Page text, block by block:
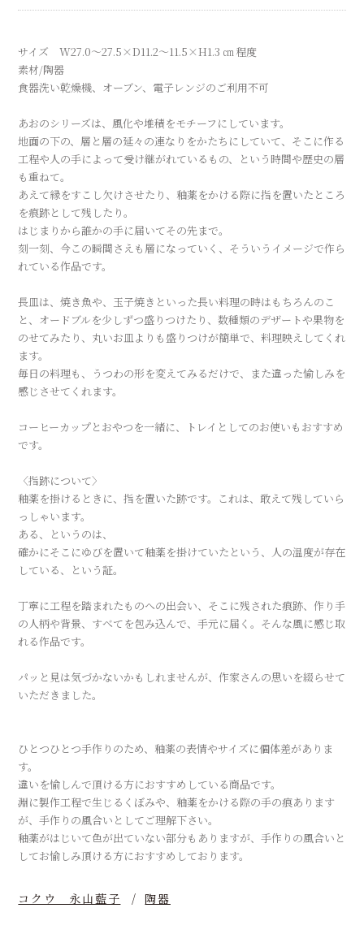
サイズ W27.0～27.5×D11.2～11.5×H1.3 ㎝ 程度
素材/陶器
食器洗い乾燥機、オーブン、電子レンジのご利用不可
あおのシリーズは、風化や堆積をモチーフにしています。
地面の下の、層と層の延々の連なりをかたちにしていて、そこに作る
工程や人の手によって受け継がれているもの、という時間や歴史の層
も重ねて。
あえて縁をすこし欠けさせたり、釉薬をかける際に指を置いたところ
を痕跡として残したり。
はじまりから誰かの手に届いてその先まで。
刻一刻、今この瞬間さえも層になっていく、そういうイメージで作ら
れている作品です。
長皿は、焼き魚や、玉子焼きといった長い料理の時はもちろんのこ
と、オードブルを少しずつ盛りつけたり、数種類のデザートや果物を
のせてみたり、丸いお皿よりも盛りつけが簡単で、料理映えしてくれ
ます。
毎日の料理も、うつわの形を変えてみるだけで、また違った愉しみを
感じさせてくれます。
コーヒーカップとおやつを一緒に、トレイとしてのお使いもおすすめ
です。
〈指跡について〉
釉薬を掛けるときに、指を置いた跡です。これは、敢えて残していら
っしゃいます。
ある、というのは、
確かにそこにゆびを置いて釉薬を掛けていたという、人の温度が存在
している、という証。
丁寧に工程を踏まれたものへの出会い、そこに残された痕跡、作り手
の人柄や背景、すべてを包み込んで、手元に届く。そんな風に感じ取
れる作品です。
パッと見は気づかないかもしれませんが、作家さんの思いを綴らせて
いただきました。
ひとつひとつ手作りのため、釉薬の表情やサイズに個体差がありま
す。
違いを愉しんで頂ける方におすすめしている商品です。
淵に製作工程で生じるくぼみや、釉薬をかける際の手の痕あります
が、手作りの風合いとしてご理解下さい。
釉薬がはじいて色が出ていない部分もありますが、手作りの風合いと
してお愉しみ頂ける方におすすめしております。
コクウ 永山藍子 陶器